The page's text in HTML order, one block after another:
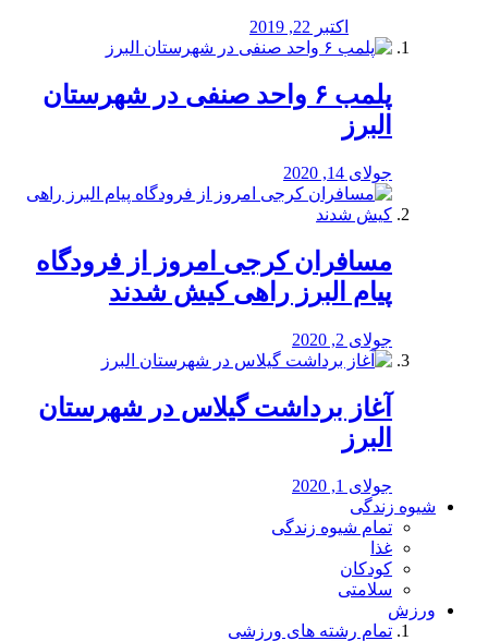
اکتبر 22, 2019
پلمب ۶ واحد صنفی در شهرستان
البرز
جولای 14, 2020
مسافران کرجی امروز از فرودگاه
پیام البرز راهی کیش شدند
جولای 2, 2020
آغاز برداشت گیلاس در شهرستان
البرز
جولای 1, 2020
شیوه زندگی
تمام شیوه زندگی
غذا
کودکان
سلامتی
ورزش
تمام رشته های ورزشی